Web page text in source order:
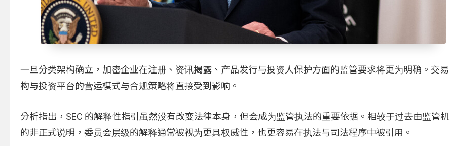
一旦分类架构确立，加密企业在注册、资讯揭露、产品发行与投资人保护方面的监管要求将更为明确。交
构与投资平台的营运模式与合规策略将直接受到影响。
分析指出，SEC 的解释性指引虽然没有改变法律本身，但会成为监管执法的重要依据。相较于过去由监管
的非正式说明，委员会层级的解释通常被视为更具权威性，也更容易在执法与司法程序中被引用。